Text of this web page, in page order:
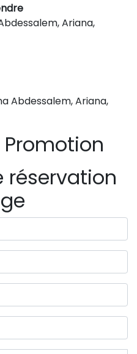
Ariana,
Abdessalem, Ariana,
réservation